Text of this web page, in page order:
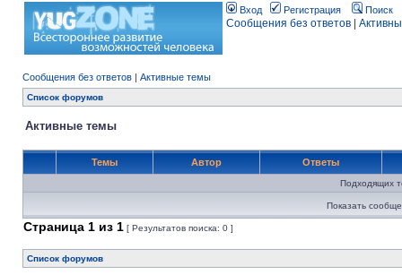
Вход Регистрация Поиск
Сообщения без ответов
Сообщения без ответов | Активные темы
Список форумов
Активные темы
Темы Автор Ответы
Подходящих
Показать
Страница 1 из 1 [ Результатов поиска: 0 ]
Список форумов